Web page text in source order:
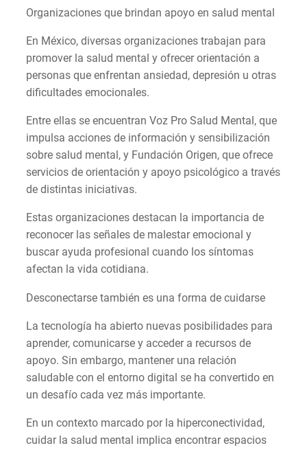
Organizaciones que brindan apoyo en salud mental
En México, diversas organizaciones trabajan para
promover la salud mental y ofrecer orientación a
personas que enfrentan ansiedad, depresión u otras
dificultades emocionales.
Entre ellas se encuentran Voz Pro Salud Mental, que
impulsa acciones de información y sensibilización
sobre salud mental, y Fundación Origen, que ofrece
servicios de orientación y apoyo psicológico a través
de distintas iniciativas.
Estas organizaciones destacan la importancia de
reconocer las señales de malestar emocional y
buscar ayuda profesional cuando los síntomas
afectan la vida cotidiana.
Desconectarse también es una forma de cuidarse
La tecnología ha abierto nuevas posibilidades para
aprender, comunicarse y acceder a recursos de
apoyo. Sin embargo, mantener una relación
saludable con el entorno digital se ha convertido en
un desafío cada vez más importante.
En un contexto marcado por la hiperconectividad,
cuidar la salud mental implica encontrar espacios